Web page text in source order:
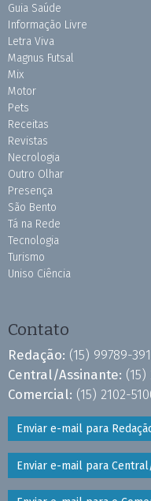
Guia Saúde
Informação Livre
Letra Viva
Magnus Futsal
Mix
Motor
Pets
Receitas
Revistas
Necrologia
Outro Olhar
Presença
São Bento
Tá na Rede
Tecnologia
Turismo
Uniso Ciência
Contato
Redação: (15) 99789-
Central/Assinante: (15)
Comercial: (15) 2102-
Enviar e-mail para
Enviar e-mail para